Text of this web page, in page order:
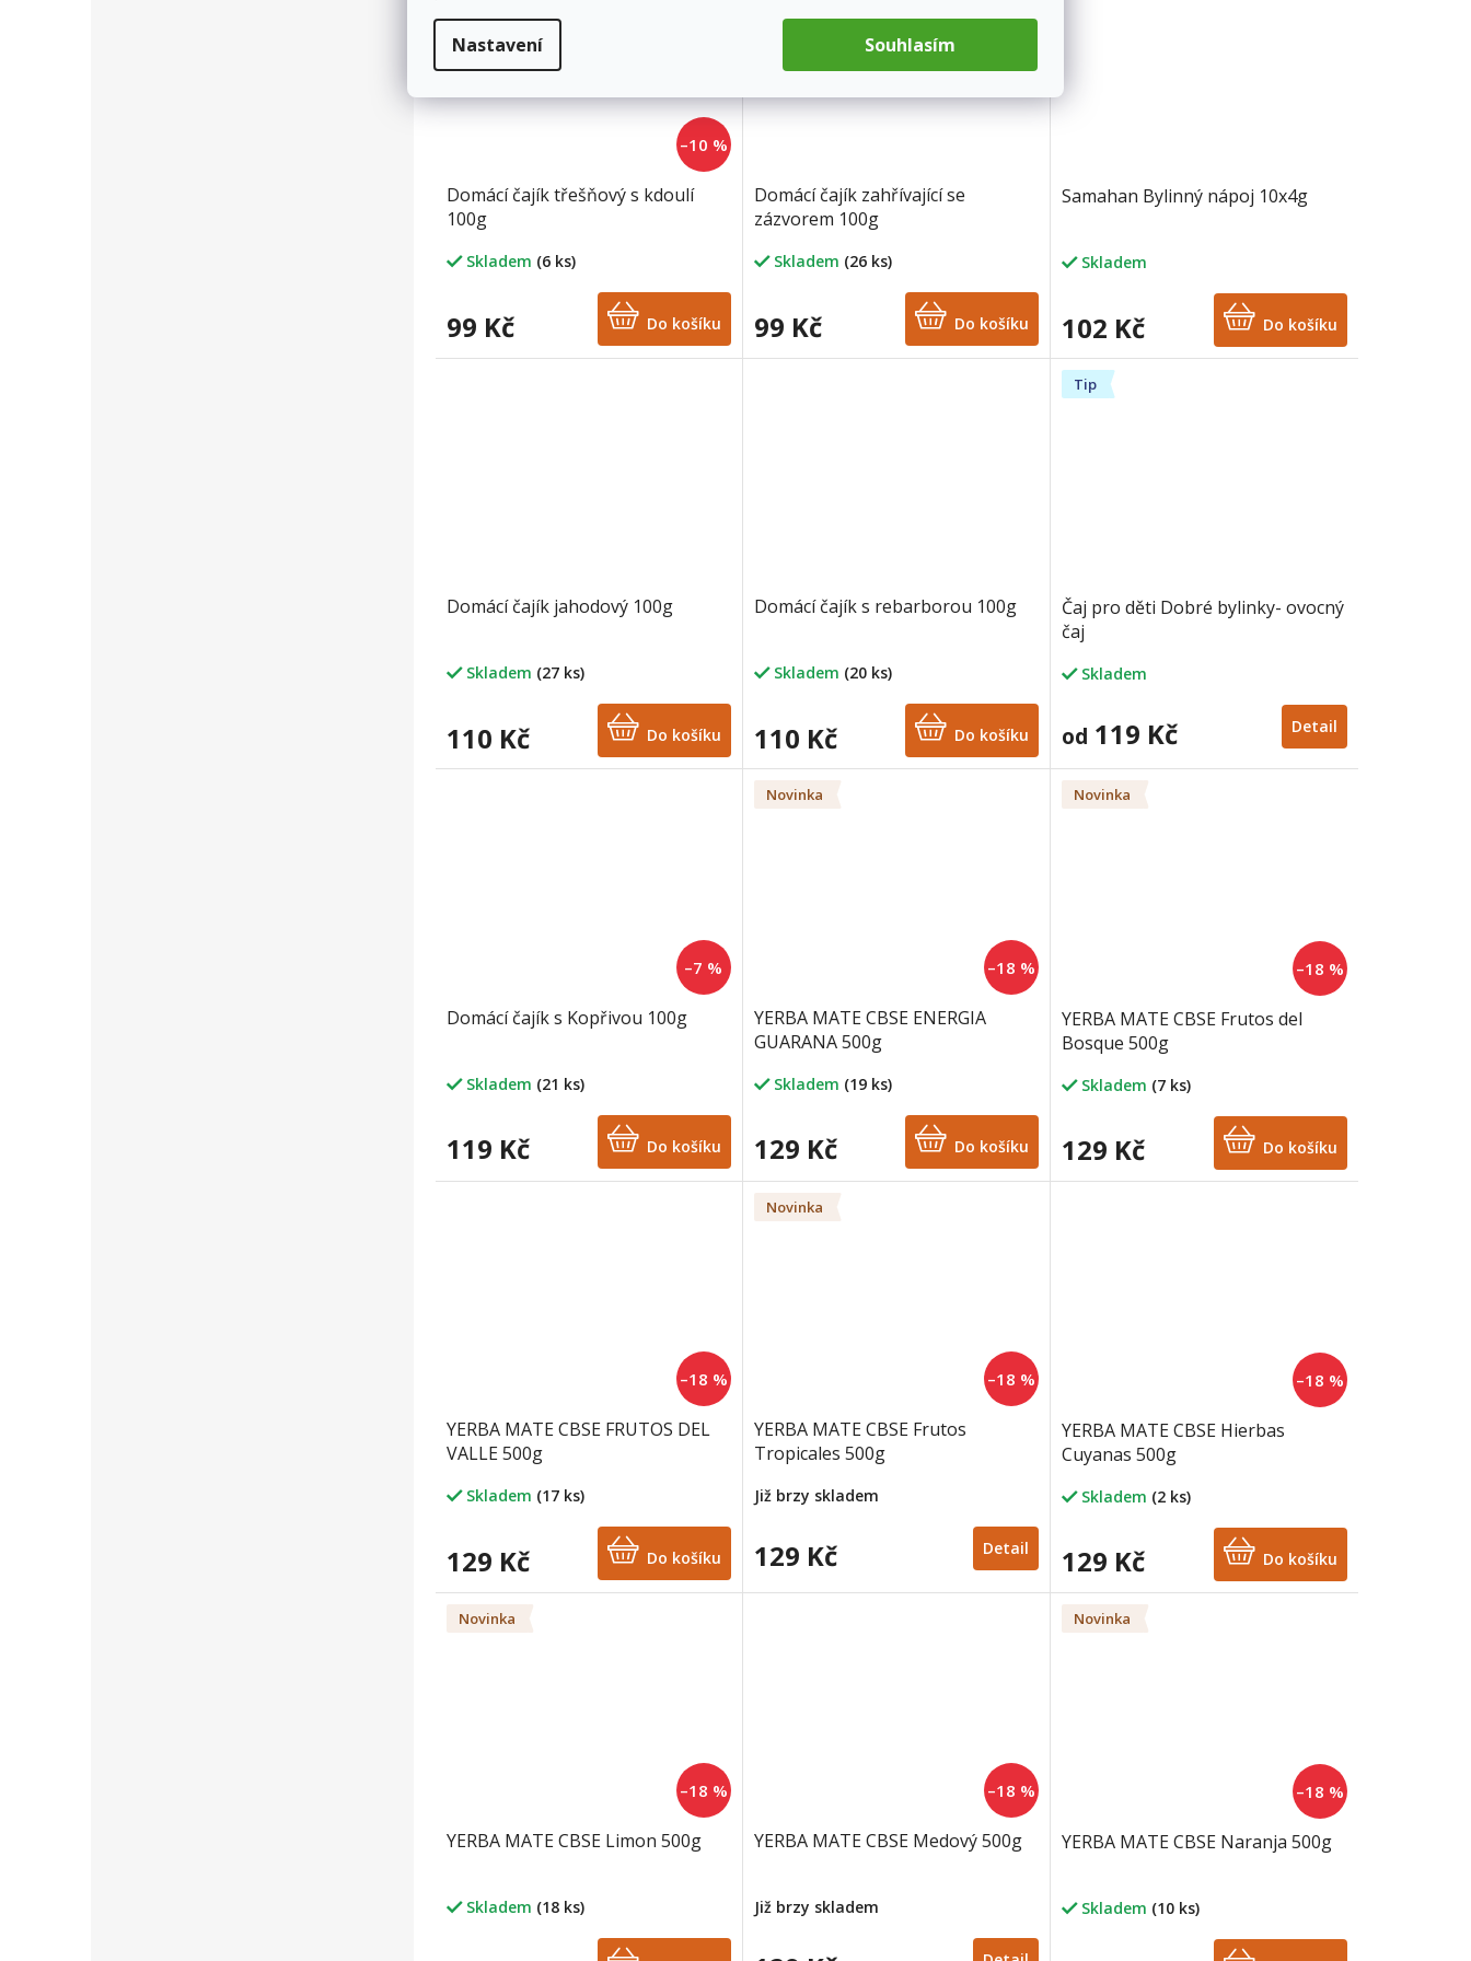
Nastavení Souhlasím
–10 %
Domácí čajík třešňový s kdoulí
100g
Skladem (6 ks)
99 Kč Do košíku
Domácí čajík zahřívající se
zázvorem 100g
Skladem (26 ks)
99 Kč Do košíku
Samahan Bylinný nápoj 10x4g
Skladem
102 Kč Do košíku
Domácí čajík jahodový 100g
Skladem (27 ks)
110 Kč Do košíku
Domácí čajík s rebarborou 100g
Skladem (20 ks)
110 Kč Do košíku
Tip
Čaj pro děti Dobré bylinky- ovocný
čaj
Skladem
od 119 Kč Detail
–7 %
Domácí čajík s Kopřivou 100g
Skladem (21 ks)
119 Kč Do košíku
Novinka
–18 %
YERBA MATE CBSE ENERGIA
GUARANA 500g
Skladem (19 ks)
129 Kč Do košíku
Novinka
–18 %
YERBA MATE CBSE Frutos del
Bosque 500g
Skladem (7 ks)
129 Kč Do košíku
–18 %
YERBA MATE CBSE FRUTOS DEL
VALLE 500g
Skladem (17 ks)
129 Kč Do košíku
Novinka
–18 %
YERBA MATE CBSE Frutos
Tropicales 500g
Již brzy skladem
129 Kč Detail
–18 %
YERBA MATE CBSE Hierbas
Cuyanas 500g
Skladem (2 ks)
129 Kč Do košíku
Novinka
–18 %
YERBA MATE CBSE Limon 500g
Skladem (18 ks)
–18 %
YERBA MATE CBSE Medový 500g
Již brzy skladem
Novinka
–18 %
YERBA MATE CBSE Naranja 500g
Skladem (10 ks)